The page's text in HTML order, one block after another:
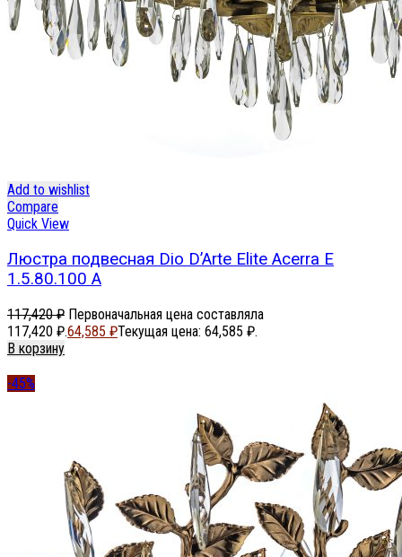
Add to wishlist
Compare
Quick View
Люстра подвесная Dio D’Arte Elite Acerra E
1.5.80.100 A
117,420₽ Первоначальная цена составляла
117,420 ₽.64,585 ₽Текущая цена: 64,585 ₽.
В корзину
-45%